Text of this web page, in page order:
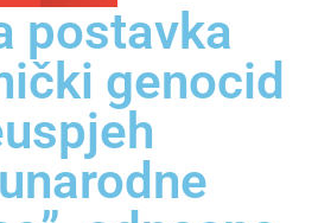
postavka
genocid